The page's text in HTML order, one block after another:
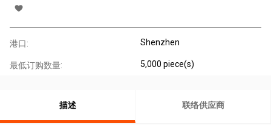
港口: Shenzhen
最低订购数量: 5,000 piece(s)
描述 联络供应商